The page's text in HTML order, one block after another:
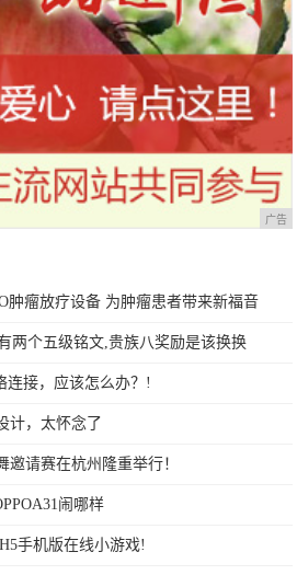
广告
肿瘤放疗设备 为肿瘤患者带来新福音
两个五级铭文,贵族八奖励是该换换
连接，应该怎么办？!
计，太怀念了
邀请赛在杭州隆重举行！
闹哪样
手机版在线小游戏!